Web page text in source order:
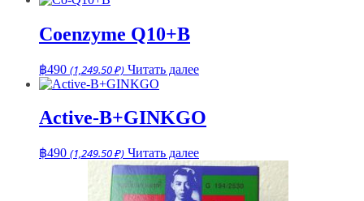
Coenzyme Q10+B
฿490 (1,249.50 ₽) Читать далее
Active-B+GINKGO
฿490 (1,249.50 ₽) Читать далее